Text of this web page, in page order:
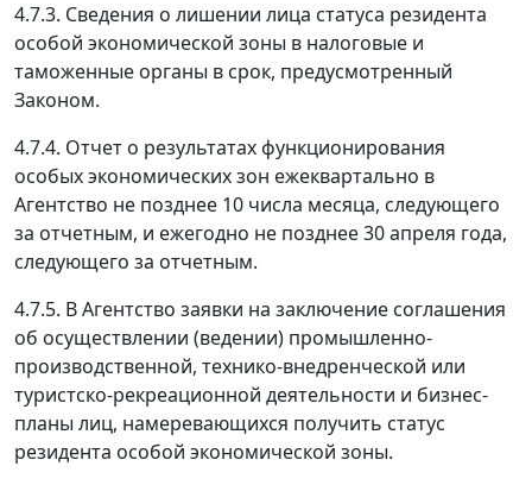
4.7.3. Сведения о лишении лица статуса резидента
особой экономической зоны в налоговые и
таможенные органы в срок, предусмотренный
Законом.
4.7.4. Отчет о результатах функционирования
особых экономических зон ежеквартально в
Агентство не позднее 10 числа месяца, следующего
за отчетным, и ежегодно не позднее 30 апреля года,
следующего за отчетным.
4.7.5. В Агентство заявки на заключение соглашения
об осуществлении (ведении) промышленно-
производственной, технико-внедренческой или
туристско-рекреационной деятельности и бизнес-
планы лиц, намеревающихся получить статус
резидента особой экономической зоны.